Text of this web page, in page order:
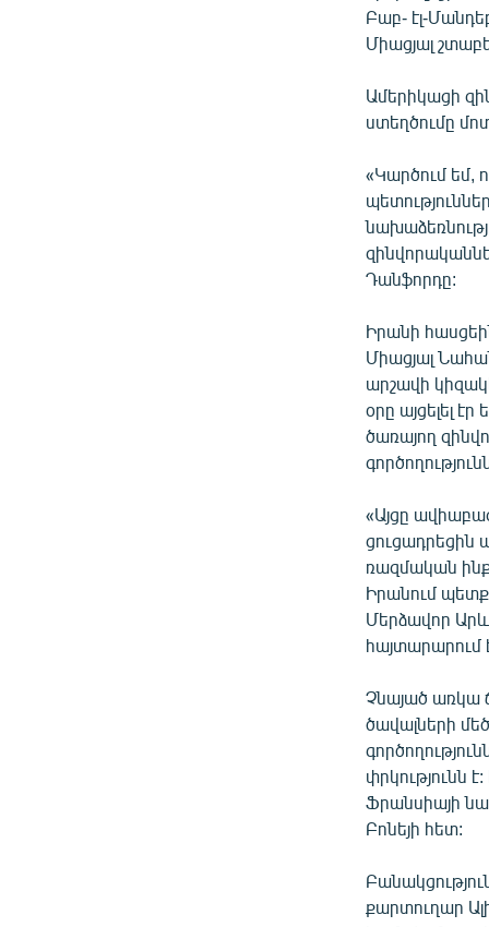
Բաբ- էլ-
Միացյալ
Ամերիկացի
ստեղծումը
«Կարծում եմ,
Դանֆորդը:
Իրանի
Միացյալ
արշավի
օրը այցելել
ծառայող
«Այցը
ցուցադրեցին
ռազմական
Իրանում պետք
Մերձավոր
հայտարարում
Չնայած առկա
ծավալների
փրկությունն
Ֆրանսիայի
Բոնեյի հետ:
քարտուղար